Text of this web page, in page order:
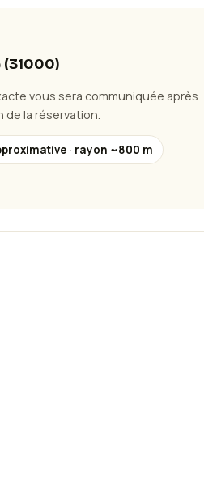
(31000)
vous sera communiquée après
de la réservation.
· rayon ~800 m